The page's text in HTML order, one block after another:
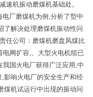
速机振动磨煤机基础处。
厂磨煤机为例,分析了型中
了解决处理磨煤机振动性问
任公司：磨煤机磨盘风煤比
网扩容,、大型火电机组已
国火电厂获得广泛应用,中
影响火电厂的安全生产和经
煤机试运行中出现的振动问